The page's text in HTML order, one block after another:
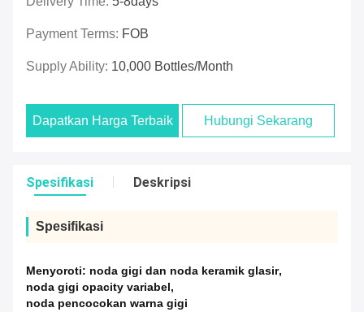
Payment Terms: FOB
Supply Ability: 10,000 Bottles/month
Dapatkan Harga Terbaik Hubungi Sekarang
Spesifikasi Deskripsi
Spesifikasi
Menyoroti: noda gigi dan noda keramik glasir,
noda gigi opacity variabel,
noda pencocokan warna gigi